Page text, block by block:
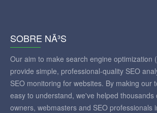
SOBRE NÃ³S
Our aim to make search engine optimization
provide simple, professional-quality SEO
SEO monitoring for websites. By making our
easy to understand, we've helped thousands
owners, webmasters and SEO professionals